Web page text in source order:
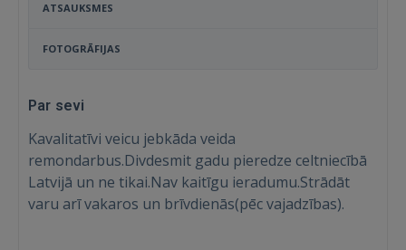
ATSAUKSMES
FOTOGRĀFIJAS
Par sevi
Kavalitatīvi veicu jebkāda veida
remondarbus.Divdesmit gadu pieredze celtniecībā
Latvijā un ne tikai.Nav kaitīgu ieradumu.Strādāt
varu arī vakaros un brīvdienās(pēc vajadzības).